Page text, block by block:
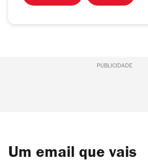
PUBLICIDADE
Um email que vais